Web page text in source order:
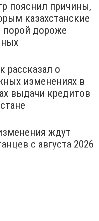
пояснил причины,
казахстанские
порой дороже
рассказал о
изменениях в
выдачи кредитов
ждут
с августа 2026